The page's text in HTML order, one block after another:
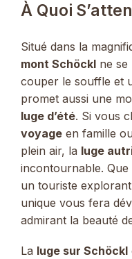
À Quoi
Situé dans la
mont Schöckl ne se
couper le souffle et
promet aussi une
luge d’été. Si vous
voyage en famille
plein air, la luge
incontournable.
un touriste explorant
unique vous fera
admirant la beauté
La luge sur Schöckl